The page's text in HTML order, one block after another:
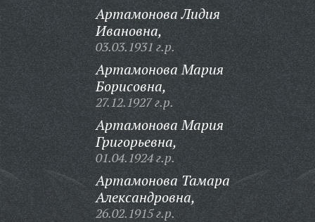
Артамонова Лидия
Ивановна,
03.03.1931 г.р.
Артамонова Мария
Борисовна,
27.12.1927 г.р.
Артамонова Мария
Григорьевна,
01.04.1924 г.р.
Артамонова Тамара
Александровна,
26.02.1915 г.р.